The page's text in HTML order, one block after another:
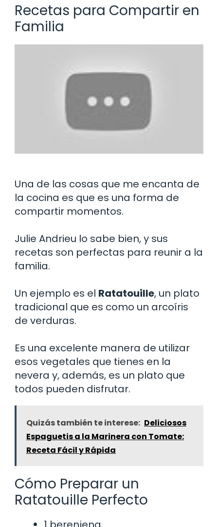
Recetas para Compartir en
Familia
Una de las cosas que me encanta de
la cocina es que es una forma de
compartir momentos.
Julie Andrieu lo sabe bien, y sus
recetas son perfectas para reunir a la
familia.
Un ejemplo es el Ratatouille, un plato
tradicional que es como un arcoíris
de verduras.
Es una excelente manera de utilizar
esos vegetales que tienes en la
nevera y, además, es un plato que
todos pueden disfrutar.
Quizás también te interese: Deliciosos
Espaguetis a la Marinera con Tomate:
Receta Fácil y Rápida
Cómo Preparar un
Ratatouille Perfecto